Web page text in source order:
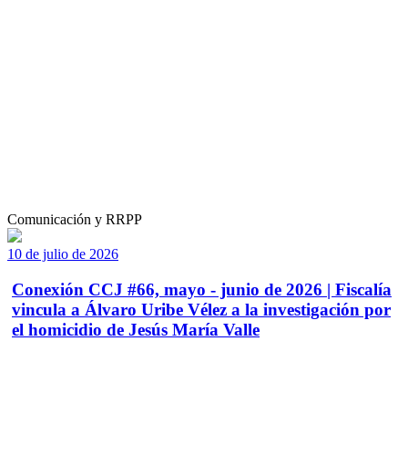
Comunicación y RRPP
10 de julio de 2026
Conexión CCJ #66, mayo - junio de 2026 | Fiscalía
vincula a Álvaro Uribe Vélez a la investigación por
el homicidio de Jesús María Valle